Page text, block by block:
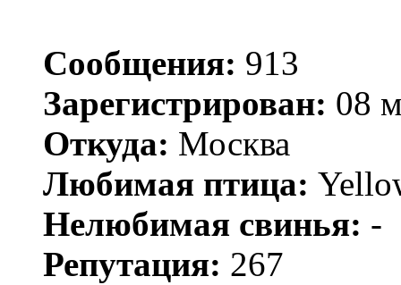
Сообщения: 913
Зарегистрирован: 08
Откуда: Москва
Любимая птица:
Нелюбимая свинья: -
Репутация: 267